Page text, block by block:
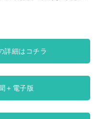
詳細はコチラ
＋電子版